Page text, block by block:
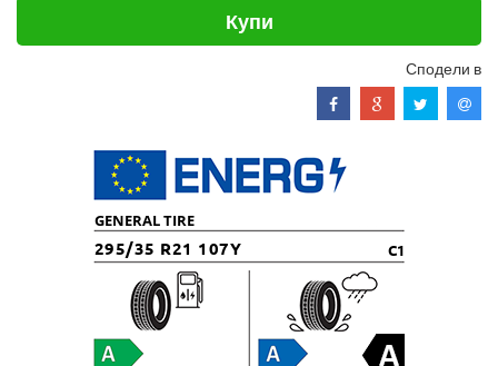
Купи
Сподели в
GENERAL TIRE
295/35 R21 107Y C1